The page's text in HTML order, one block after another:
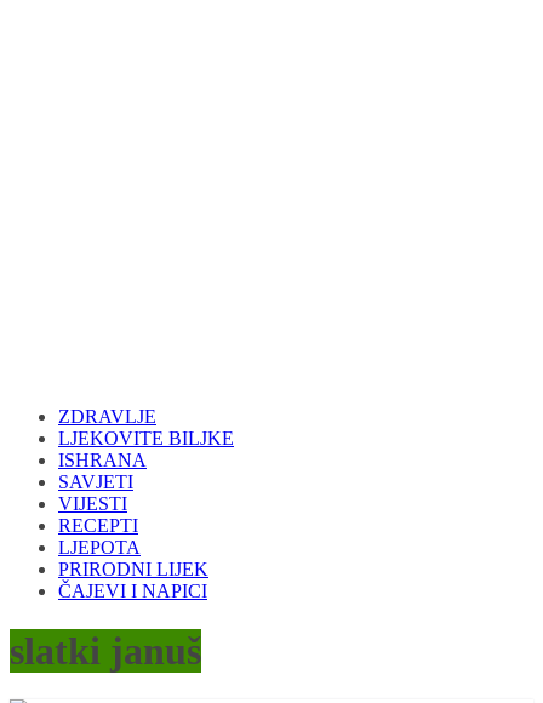
ZDRAVLJE
LJEKOVITE BILJKE
ISHRANA
SAVJETI
VIJESTI
RECEPTI
LJEPOTA
PRIRODNI LIJEK
ČAJEVI I NAPICI
slatki januš